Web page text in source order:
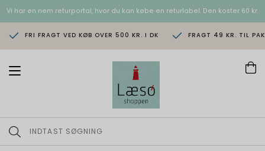
Vi har en nem returportal, hvor du kan købe en returlabel. Den koster 60 kr.
FRI FRAGT VED KØB OVER 500 KR. I DK FRAGT 49 KR. TIL
T
n
a